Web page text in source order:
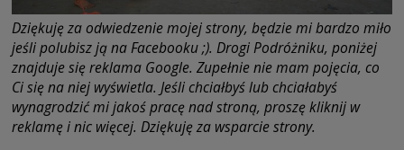
Dziękuję za odwiedzenie mojej strony, będzie mi bardzo miło
jeśli polubisz ją na Facebooku ;). Drogi Podróżniku, poniżej
znajduje się reklama Google. Zupełnie nie mam pojęcia, co
Ci się na niej wyświetla. Jeśli chciałbyś lub chciałabyś
wynagrodzić mi jakoś pracę nad stroną, proszę kliknij w
reklamę i nic więcej. Dziękuję za wsparcie strony.